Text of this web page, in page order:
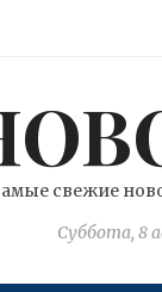
свежие
Суббота, 8